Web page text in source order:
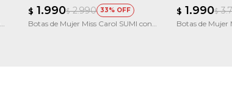
$ 1.990$ 2.990 33
Botas de Mujer Miss Carol SUMI con
$ 1.990$
Botas de Mujer